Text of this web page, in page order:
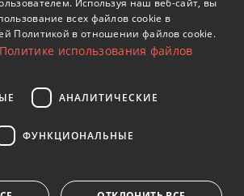
+34 952 765 138
Моб:+34 601 636 766
info@dmproperties.com
2026 Diana Morales Properties Knight
Правила и условия· Дизайн сайтов
SPANISH
FRENCH
Используя наш веб-сайт, вы
всех файлов cookie в
Политикой в ​​отношении файлов cookie.
использования файлов
АНАЛИТИЧЕСКИЕ
ФУНКЦИОНАЛЬНЫЕ